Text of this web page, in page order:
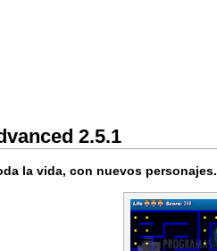
2.5.1
la vida, con nuevos personajes.